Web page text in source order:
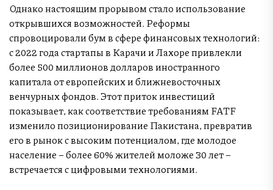
Однако настоящим прорывом стало использование
открывшихся возможностей. Реформы
спровоцировали бум в сфере финансовых технологий:
с 2022 года стартапы в Карачи и Лахоре привлекли
более 500 миллионов долларов иностранного
капитала от европейских и ближневосточных
венчурных фондов. Этот приток инвестиций
показывает, как соответствие требованиям FATF
изменило позиционирование Пакистана, превратив
его в рынок с высоким потенциалом, где молодое
население – более 60% жителей моложе 30 лет –
встречается с цифровыми технологиями.